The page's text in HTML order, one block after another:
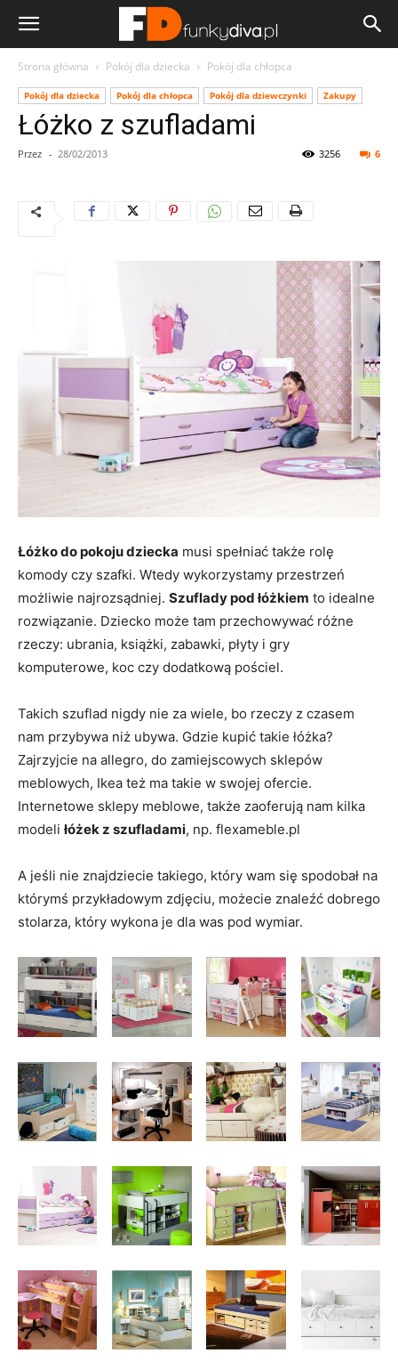
Strona główna Pokój dla dziecka Pokój dla chłopca
Pokój dla dziecka Pokój dla chłopca Pokój dla dziewczynki Zakupy
Łóżko z szufladami
Przez - 28/02/2013 6
3256
Łóżko do pokoju dziecka musi spełniać także rolę
komody czy szafki. Wtedy wykorzystamy przestrzeń
możliwie najrozsądniej. Szuflady pod łóżkiem to idealne
rozwiązanie. Dziecko może tam przechowywać różne
rzeczy: ubrania, książki, zabawki, płyty i gry
komputerowe, koc czy dodatkową pościel.
Takich szuflad nigdy nie za wiele, bo rzeczy z czasem
nam przybywa niż ubywa. Gdzie kupić takie łóżka?
Zajrzyjcie na allegro, do zamiejscowych sklepów
meblowych, Ikea też ma takie w swojej ofercie.
Internetowe sklepy meblowe, także zaoferują nam kilka
modeli łóżek z szufladami, np. flexameble.pl
A jeśli nie znajdziecie takiego, który wam się spodobał na
którymś przykładowym zdjęciu, możecie znaleźć dobrego
stolarza, który wykona je dla was pod wymiar.